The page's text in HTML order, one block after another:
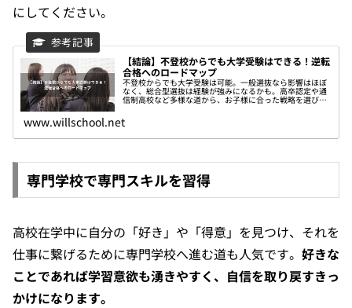
にしてください。
【結論】不登校からでも大学受験はできる！逆転
合格へのロードマップ
不登校からでも大学受験は可能。一般選抜なら影響はほぼ
なく、総合型選抜は経験が強みになるかも。高卒認定や通
信制高校など多様な道から、お子様に合った戦略を選びま
www.willschool.net
専門学校で専門スキルを習得
高校在学中に自分の「好き」や「得意」を見つけ、それを
仕事に繋げるために専門学校へ進む道も人気です。 好きな
ことであれば学習意欲も湧きやすく、自信を取り戻すきっ
かけになります。